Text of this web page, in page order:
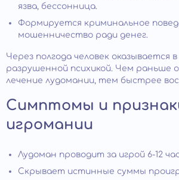
язва, бессонница.
Формируется криминальное
мошенничество ради денег.
Через полгода человек оказывается
разрушенной психикой. Чем раньше
лечение лудомании, тем быстрее
Симптомы и
игромании
Лудоман проводит за игрой 6-12
Скрывает истинные суммы